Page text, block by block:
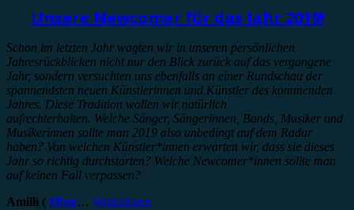
Unsere Newcomer für das Jahr 2019!
Schon im letzten Jahr wagten wir in unseren persönlichen
Jahresrückblicken nicht nur den Blick zurück auf das vergangene
Jahr, sondern versuchten uns ebenfalls an einer Rundschau der
spannendsten neuen Künstlerinnen und Künstler des kommenden
Jahres. Diese Tradition wollen wir natürlich
aufrechterhalten. Welche Sänger, Sängerinnen, Bands, Musiker und
Musikerinnen sollte man 2019 also unbedingt auf dem Radar
haben? Von welchen Künstler*innen erwarten wir, dass sie dieses
Jahr so richtig durchstarten? Welche Newcomer*innen sollte man
auf keinen Fall verpassen?
Amilli ( #Pop… Weiterlesen